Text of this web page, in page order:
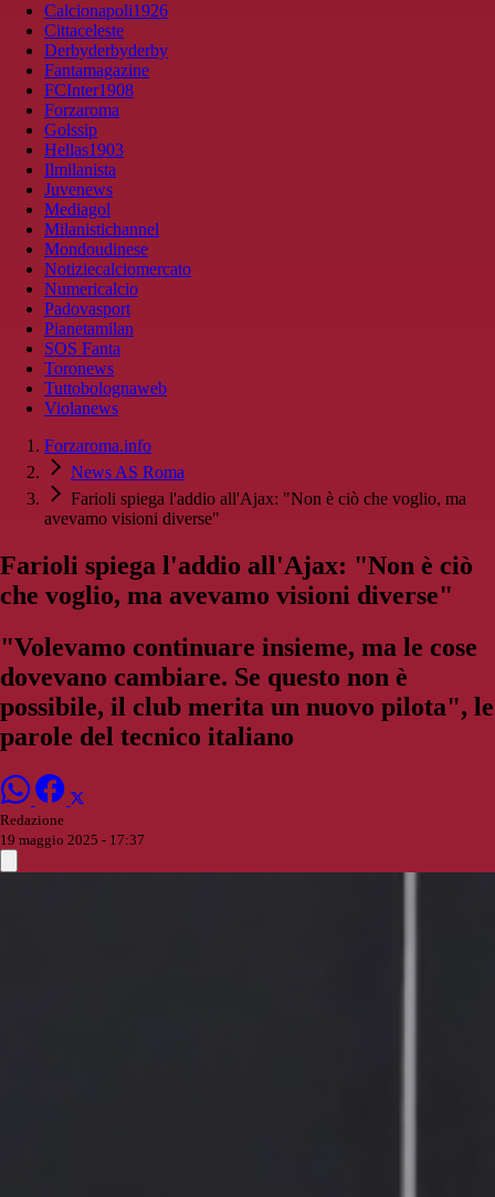
Calcionapoli1926
Cittaceleste
Derbyderbyderby
Fantamagazine
FCInter1908
Forzaroma
Golssip
Hellas1903
Ilmilanista
Juvenews
Mediagol
Milanistichannel
Mondoudinese
Notiziecalciomercato
Numericalcio
Padovasport
Pianetamilan
SOS Fanta
Toronews
Tuttobolognaweb
Violanews
Forzaroma.info
News AS Roma
Farioli spiega l'addio all'Ajax: "Non è ciò che voglio, ma
avevamo visioni diverse"
Farioli spiega l'addio all'Ajax: "Non è ciò
che voglio, ma avevamo visioni diverse"
"Volevamo continuare insieme, ma le cose
dovevano cambiare. Se questo non è
possibile, il club merita un nuovo pilota", le
parole del tecnico italiano
Redazione
19 maggio 2025 - 17:37